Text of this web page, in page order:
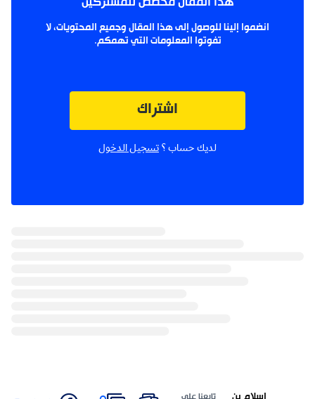
انضموا إلينا للوصول إلى هذا المقال وجميع المحتويات، لا
تفوتوا المعلومات التي تهمكم.
اشتراك
لديك حساب ؟ تسجيل الدخول